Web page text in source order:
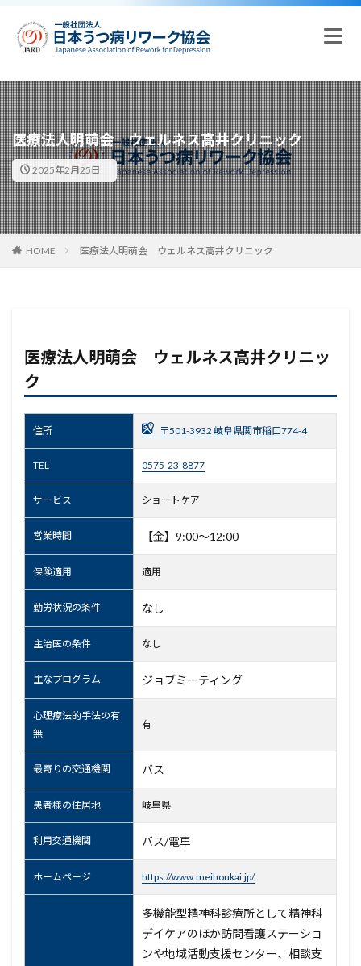
医療法人明萌会 ウェルネス高井クリニック
2025年2月25日
HOME 医療法人明萌会 ウェルネス高井クリニック
医療法人明萌会 ウェルネス高井クリニッ
ク
住所 〒501-3932 岐阜県関市稲口774-4
TEL 0575-23-8877
サービス ショートケア
営業時間 【金】9:00～12:00
保険適用 適用
勤労状況の条件 なし
主治医の条件 なし
主なプログラム ジョブミーティング
心理療法的手法の有
無
有
最寄りの交通機関 バス
患者様の住居地 岐阜県
利用交通機関 バス/電車
ホームページ https://www.meihoukai.jp/
多機能型精神科診療所として精神科
デイケアのほか訪問看護ステーショ
ンや地域活動支援センター、相談支